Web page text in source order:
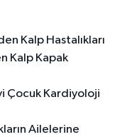
Kalp Hastalıkları
Kalp Kapak
Çocuk Kardiyoloji
Ailelerine